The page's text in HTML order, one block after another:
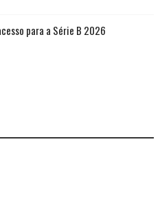
para a Série B 2026